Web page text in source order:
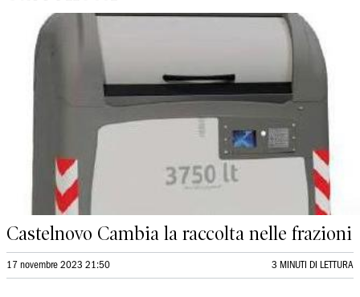
Castelnovo Cambia la raccolta nelle frazioni
17 novembre 2023 21:50 3 MINUTI DI LETTURA